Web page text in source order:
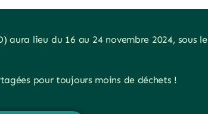
aura lieu du 16 au 24 novembre 2024, sous le
pour toujours moins de déchets !